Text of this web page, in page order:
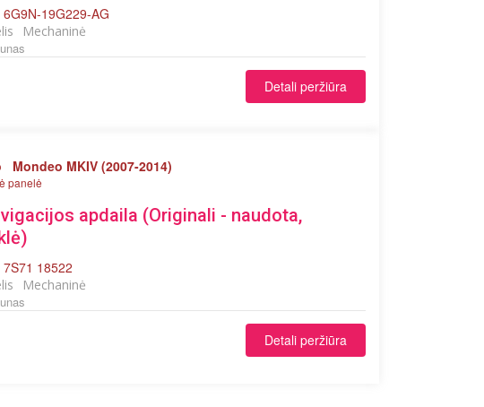
6G9N-19G229-AG
Mechaninė
Detali peržiūra
Mondeo MKIV (2007-2014)
panelė
apdaila (Originali - naudota,
7S71 18522
Mechaninė
Detali peržiūra